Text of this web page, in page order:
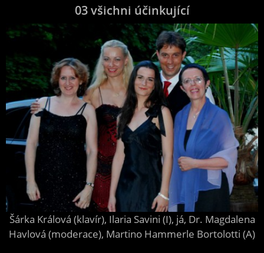
03 všichni účinkující
Šárka Králová (klavír), Ilaria Savini (I), já, Dr. Magdalena
Havlová (moderace), Martino Hammerle Bortolotti (A)